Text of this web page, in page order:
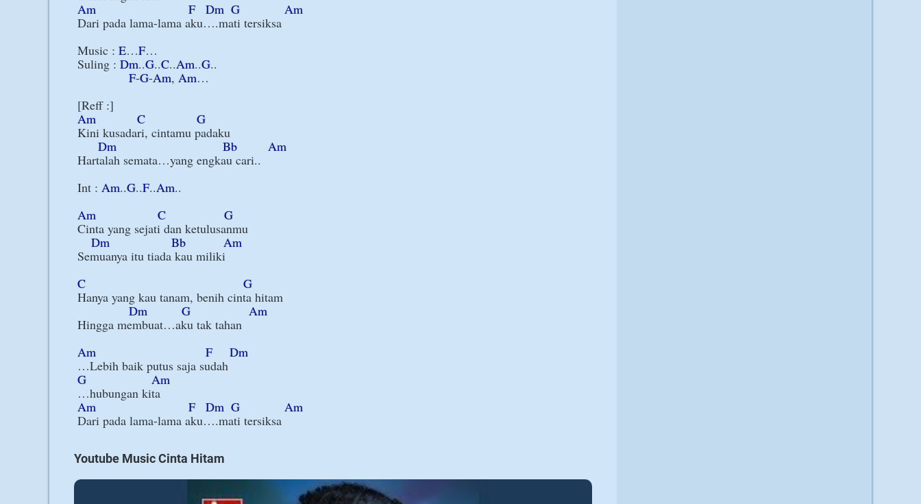
Am
F Dm G
Am
Dari pada lama-lama aku….mati tersiksa
Music : E…F…
Suling : Dm..G..C..Am..G..
F-G-Am, Am…
Am
C
G
Kini kusadari, cintamu padaku
Dm
Bb
Am
Hartalah semata…yang engkau cari..
Int : Am..G..F..Am..
Am
C
G
Cinta yang sejati dan ketulusanmu
Dm
Bb
Am
Semuanya itu tiada kau miliki
C
G
Hanya yang kau tanam, benih cinta hitam
Dm
G
Am
Hingga membuat…aku tak tahan
Am
F
Dm
G
Am
Am
F Dm G
Am
Youtube Music Cinta Hitam